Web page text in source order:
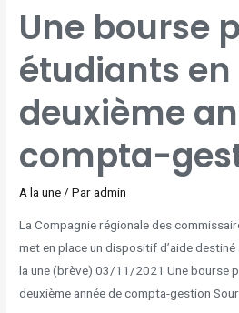
Une bourse
étudiants en
deuxième
compta-
A la une/ Paradmin
La Compagnie régionale des
met en place un dispositif d’aide
la une (brève) 03/11/2021 Une bourse
deuxième année de compta-gestion
BOURSE
POUR
LES
DEUXIÈME
ANNÉE
DE